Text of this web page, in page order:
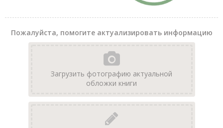
Пожалуйста, помогите актуализировать информацию
Загрузить фотографию актуальной
обложки книги